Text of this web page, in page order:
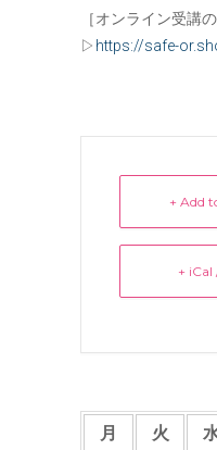
［オンライン受講の
▷ https://safe-
+ Add
+
月
火